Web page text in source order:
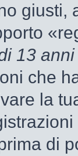
giusti,
13 anni
che
la
di